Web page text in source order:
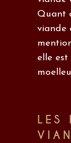
Quant
viande
elle est
LES